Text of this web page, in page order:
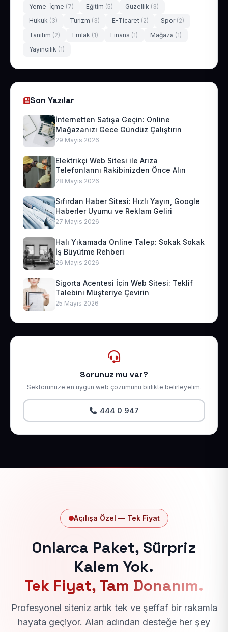
Yeme-İçme (7) Eğitim (5) Güzellik (3)
Hukuk (3) Turizm (3) E-Ticaret (2) Spor (2)
Tanıtım (2) Emlak (1) Finans (1) Mağaza (1)
Yayıncılık (1)
Son Yazılar
İnternetten Satışa Geçin: Online
Mağazanızı Gece Gündüz Çalıştırın
29 Mayıs 2026
Elektrikçi Web Sitesi ile Arıza
Telefonlarını Rakibinizden Önce Alın
28 Mayıs 2026
Sıfırdan Haber Sitesi: Hızlı Yayın, Google
Haberler Uyumu ve Reklam Geliri
27 Mayıs 2026
Halı Yıkamada Online Talep: Sokak Sokak
İş Büyütme Rehberi
26 Mayıs 2026
Sigorta Acentesi İçin Web Sitesi: Teklif
Talebini Müşteriye Çevirin
25 Mayıs 2026
Sorunuz mu var?
Sektörünüze en uygun web çözümünü birlikte belirleyelim.
444 0 947
Açılışa Özel — Tek Fiyat
Onlarca Paket, Sürpriz
Kalem Yok.
Tek Fiyat, Tam Donanım.
Profesyonel siteniz artık tek ve şeffaf bir rakamla
hayata geçiyor. Alan adından desteğe her şey